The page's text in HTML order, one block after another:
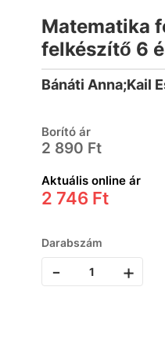
Matematika
felkészítő 6
Bánáti Anna;Kail
Borító ár
2 890 Ft
Aktuális online ár
2 746 Ft
Darabszám
- +